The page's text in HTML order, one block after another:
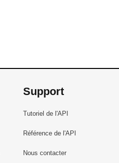
Support
Tutoriel de l'API
Référence de l'API
Nous contacter